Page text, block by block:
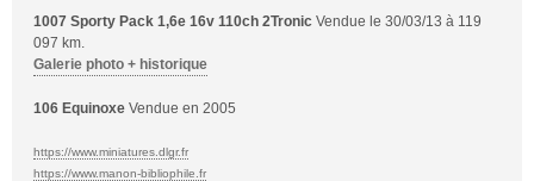
1007 Sporty Pack 1,6e 16v 110ch 2Tronic Vendue le 30/03/13 à 119
097 km.
Galerie photo + historique
106 Equinoxe Vendue en 2005
https://www.miniatures.dlgr.fr
https://www.manon-bibliophile.fr